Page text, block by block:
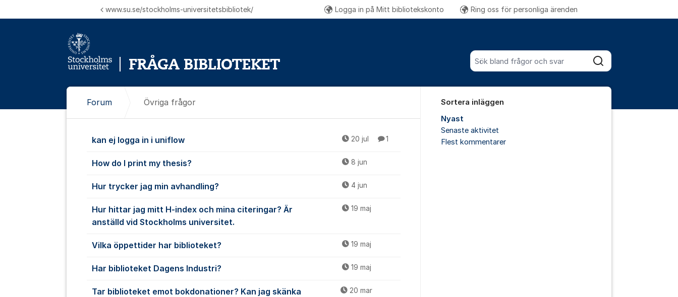
Sök bland alla inlägg
Sök
www.su.se/stockholms-universitetsbibliotek/ Logga in på Mitt bibliotekskonto Ring oss för personliga ärendenFler supportlänkar
Forum Övriga frågor
Övriga frågor
kan ej logga in i uniflow 20 jul 1
How do I print my thesis? 8 jun
Hur trycker jag min avhandling? 4 jun
Hur hittar jag mitt H-index och mina citeringar? Är
anställd vid Stockholms universitet.
19 maj
Vilka öppettider har biblioteket? 19 maj
Har biblioteket Dagens Industri? 19 maj
Tar biblioteket emot bokdonationer? Kan jag skänka
20 mar
Sortera inläggen
Nyast
Senaste aktivitet
Flest kommentarer